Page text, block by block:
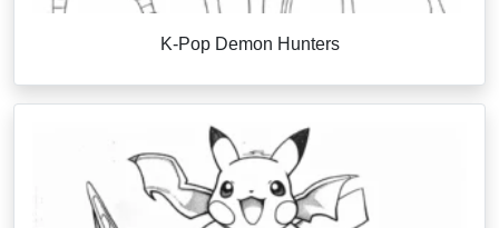
K-Pop Demon Hunters